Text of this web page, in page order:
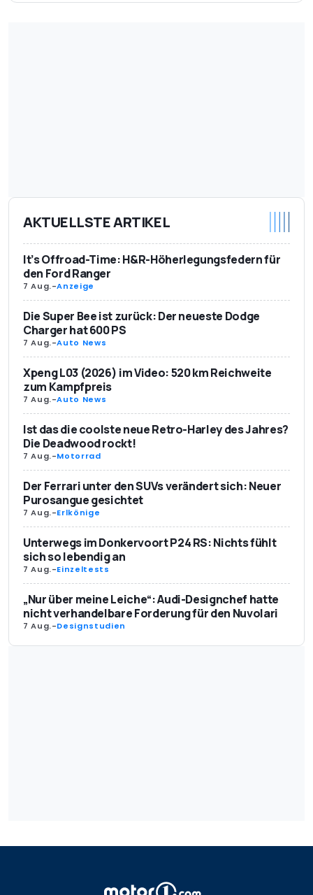
AKTUELLSTE ARTIKEL
It’s Offroad-Time: H&R-Höherlegungsfedern für
den Ford Ranger
7 Aug.-Anzeige
Die Super Bee ist zurück: Der neueste Dodge
Charger hat 600 PS
7 Aug.-Auto News
Xpeng L03 (2026) im Video: 520 km Reichweite
zum Kampfpreis
7 Aug.-Auto News
Ist das die coolste neue Retro-Harley des Jahres?
Die Deadwood rockt!
7 Aug.-Motorrad
Der Ferrari unter den SUVs verändert sich: Neuer
Purosangue gesichtet
7 Aug.-Erlkönige
Unterwegs im Donkervoort P24 RS: Nichts fühlt
sich so lebendig an
7 Aug.-Einzeltests
„Nur über meine Leiche“: Audi-Designchef hatte
nicht verhandelbare Forderung für den Nuvolari
7 Aug.-Designstudien